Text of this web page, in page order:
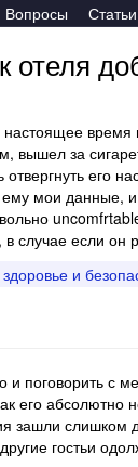
Вопросы
отеля
вышел за
отвергнуть его
ему мои данные,
в случае если
здоровье и
и поговорить с
его
зашли слишком
гостьи